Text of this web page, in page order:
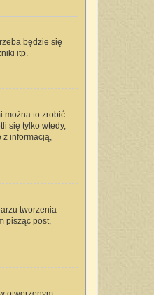
będzie się
itp.
można to zrobić
się tylko wtedy,
z informacją,
tworzenia
pisząc post,